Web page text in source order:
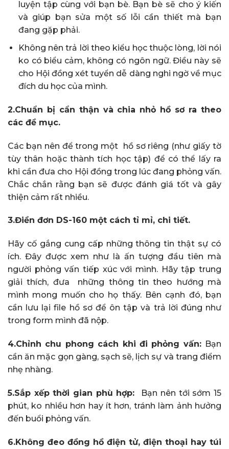
luyện tập cùng với bạn bè. Bạn bè sẽ cho ý kiến
và giúp bạn sửa một số lỗi cần thiết mà bạn
đang gặp phải.
Không nên trả lời theo kiểu học thuộc lòng, lời nói
ko có biểu cảm, không có ngôn ngữ. Điều này sẽ
cho Hội đồng xét tuyển dễ dàng nghi ngờ về mục
đích du học của mình.
2.Chuẩn bị cẩn thận và chia nhỏ hồ sơ ra theo
các đề mục.
Các bạn nên để trong một hồ sơ riêng (như giấy tờ
tùy thân hoặc thành tích học tập) để có thể lấy ra
khi cần đưa cho Hội đồng trong lúc đang phỏng vấn.
Chắc chắn rằng bạn sẽ được đánh giá tốt và gây
thiện cảm rất nhiều.
3.Điền đơn DS-160 một cách tỉ mỉ, chi tiết.
Hãy cố gắng cung cấp những thông tin thật sự có
ích. Đây được xem như là ấn tượng đầu tiên mà
người phỏng vấn tiếp xúc với mình. Hãy tập trung
giải thích, đưa những thông tin theo hướng mà
mình mong muốn cho họ thấy. Bên cạnh đó, bạn
cần lưu lại file hồ sơ để ôn tập và trả lời đúng như
trong form mình đã nộp.
4.Chỉnh chu phong cách khi đi phỏng vấn: Bạn
cần ăn mặc gọn gàng, sạch sẽ, lịch sự và trang điểm
nhẹ nhàng.
5.Sắp xếp thời gian phù hợp: Bạn nên tới sớm 15
phút, ko nhiều hơn hay ít hơn, tránh làm ảnh hưởng
đến buổi phỏng vấn.
6.Không đeo đồng hồ điện tử, điện thoại hay túi